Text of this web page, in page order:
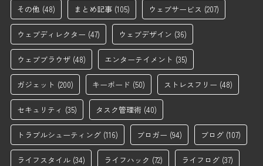
その他 (48) まとめ記事 (105) ウェブサービス (207)
ウェブディレクター (47) ウェブデザイン (36)
ウェブブラウザ (48) エンターテイメント (35)
ガジェット (200) キーボード (50) ストレスフリー (48)
セキュリティ (35) タスク管理術 (40)
トラブルシューティング (116) ブロガー (94) ブログ (107)
ライフスタイル (34) ライフハック (72) ライフログ (37)